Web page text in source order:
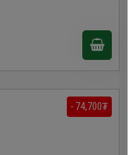
- 74,700₮